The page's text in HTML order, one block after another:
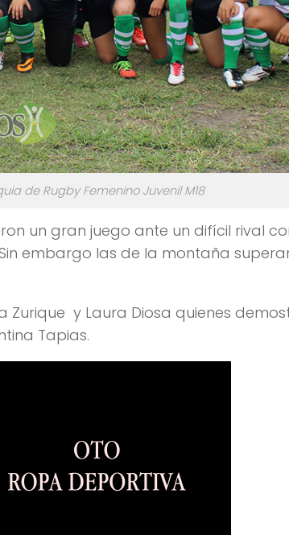
de Rugby Femenino Juvenil M18
un gran juego ante un difícil rival
embargo las de la montaña
y Laura Diosa quienes
Tapias.